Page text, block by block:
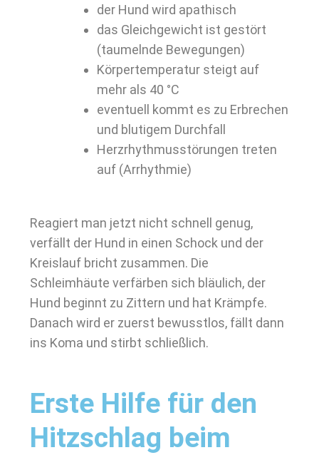
der Hund wird apathisch
das Gleichgewicht ist gestört
(taumelnde Bewegungen)
Körpertemperatur steigt auf
mehr als 40 °C
eventuell kommt es zu Erbrechen
und blutigem Durchfall
Herzrhythmusstörungen treten
auf (Arrhythmie)
Reagiert man jetzt nicht schnell genug,
verfällt der Hund in einen Schock und der
Kreislauf bricht zusammen. Die
Schleimhäute verfärben sich bläulich, der
Hund beginnt zu Zittern und hat Krämpfe.
Danach wird er zuerst bewusstlos, fällt dann
ins Koma und stirbt schließlich.
Erste Hilfe für den
Hitzschlag beim